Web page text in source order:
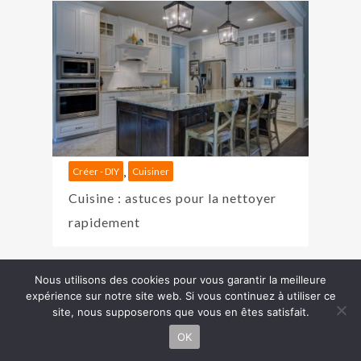
Créer - DIY Cuisiner
Cuisine : astuces pour la nettoyer
rapidement
Copyright J'aime Faire © 2026 | Pour tout renseignement,
veuilleznous contacter ...
Péché original
Besoin
d'aide ?
Nous utilisons des cookies pour vous garantir la meilleure
expérience sur notre site web. Si vous continuez à utiliser ce
site, nous supposerons que vous en êtes satisfait.
OK